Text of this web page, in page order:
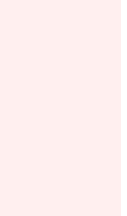
助産師の助産師評
のある有資格者で
や研修会の参加、
。
鑽を積むことと同
う気持ちや姿勢で